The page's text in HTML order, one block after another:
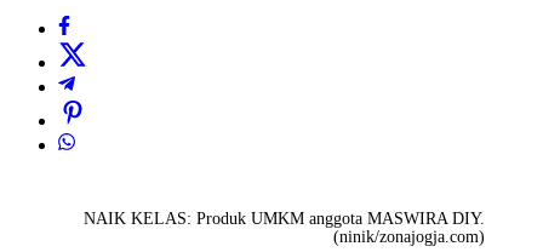
NAIK KELAS: Produk UMKM anggota MASWIRA DIY.
(ninik/zonajogja.com)